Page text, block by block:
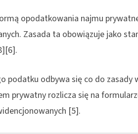
opodatkowania najmu
Zasada ta obowiązuje jako
podatku odbywa się co do zasady
prywatny rozlicza się na
[5].